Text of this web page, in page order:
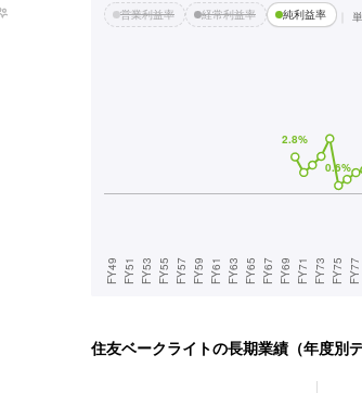
営業利益率
経常利益率 純利益率
住友ベークライトの長期業績（年度別デ